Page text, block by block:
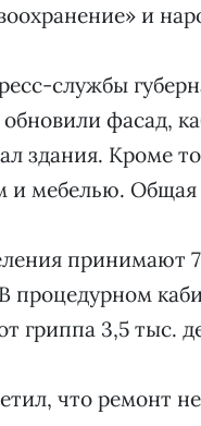
и
службы
фасад,
здания. Кроме
и мебелью. Общая
принимают
процедурном
гриппа 3,5 тыс.
что ремонт